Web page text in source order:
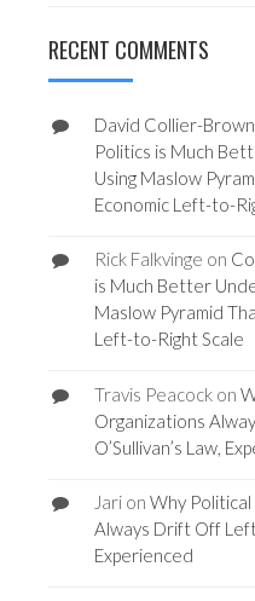
RECENT COMMENTS
David Collier-Brown
Politics is Much
Using Maslow
Economic Left-to-
Rick Falkvinge on
is Much Better
Maslow Pyramid
Left-to-Right Scale
Travis Peacockon
Organizations
O’Sullivan’s Law,
Jarion Why
Always Drift Off Left:
Experienced